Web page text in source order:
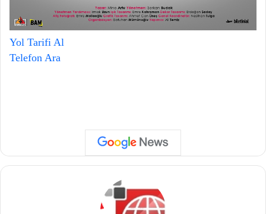
Yol Tarifi Al
Telefon Ara